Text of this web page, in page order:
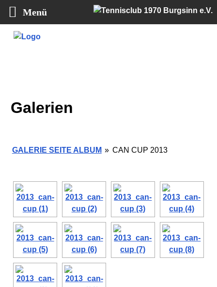
Galerien
GALERIE SEITE ALBUM » CAN CUP 2013
Menü